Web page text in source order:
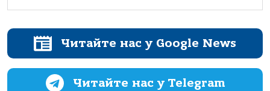
Читайте нас у Google News
Читайте нас у Telegram